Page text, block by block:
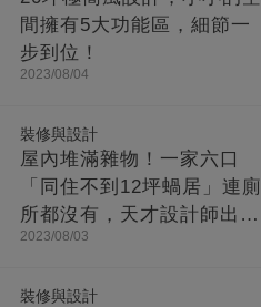
間擁有5大功能區，細節一
步到位！
2023/08/04
裝修與設計
屋內堆滿雜物！一家六口
「同住不到12坪蝸居」連廁
所都沒有，天才設計師出馬
「打造功能齊全迷你房」成
2023/08/03
裝修與設計